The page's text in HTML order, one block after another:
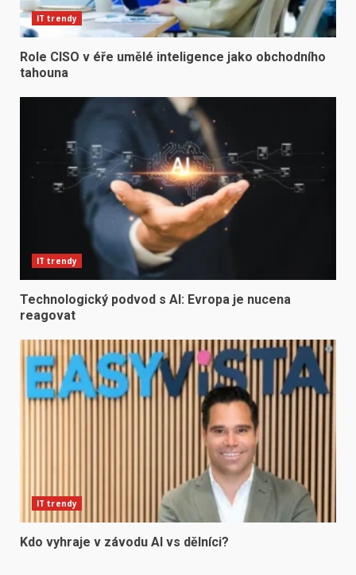
IT trendy
Role CISO v éře umělé inteligence jako obchodního
tahouna
IT trendy
Technologický podvod s AI: Evropa je nucena
reagovat
IT trendy
Kdo vyhraje v závodu AI vs dělníci?